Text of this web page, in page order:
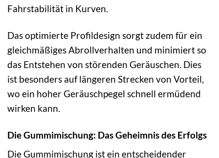
Fahrstabilität in Kurven.
Das optimierte Profildesign sorgt zudem für ein
gleichmäßiges Abrollverhalten und minimiert so
das Entstehen von störenden Geräuschen. Dies
ist besonders auf längeren Strecken von Vorteil,
wo ein hoher Geräuschpegel schnell ermüdend
wirken kann.
Die Gummimischung: Das Geheimnis des Erfolgs
Die Gummimischung ist ein entscheidender